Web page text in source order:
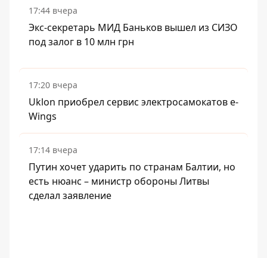
17:44 вчера
Экс-секретарь МИД Баньков вышел из СИЗО
под залог в 10 млн грн
17:20 вчера
Uklon приобрел сервис электросамокатов e-
Wings
17:14 вчера
Путин хочет ударить по странам Балтии, но
есть нюанс – министр обороны Литвы
сделал заявление